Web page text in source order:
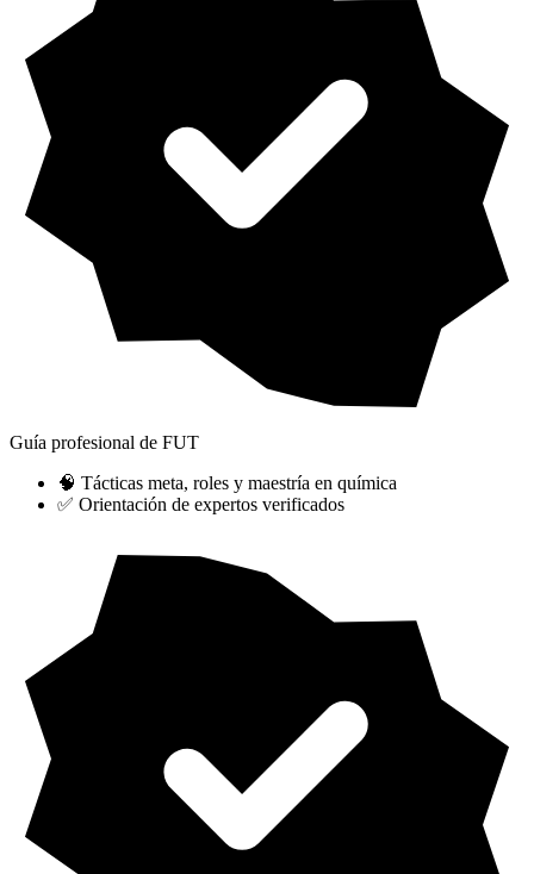
Guía profesional de FUT
🧠 Tácticas meta, roles y maestría en química
✅ Orientación de expertos verificados